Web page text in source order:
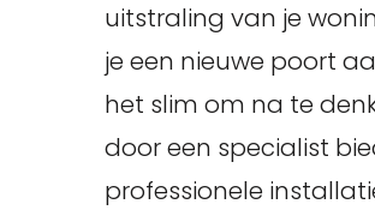
uitstraling van je
je een nieuwe poort
het slim om na te
door een specialist
professionele